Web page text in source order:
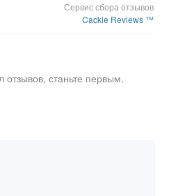
Сервис сбора отзывов
Cackle Reviews ™
отзывов, станьте первым.